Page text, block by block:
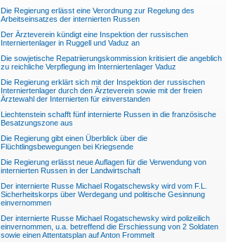
Die Regierung erlässt eine Verordnung zur Regelung des
Arbeitseinsatzes der internierten Russen
Der Ärzteverein kündigt eine Inspektion der russischen
Interniertenlager in Ruggell und Vaduz an
Die sowjetische Repatriierungskommission kritisiert die angeblich
zu reichliche Verpflegung im Interniertenlager Vaduz
Die Regierung erklärt sich mit der Inspektion der russischen
Interniertenlager durch den Ärzteverein sowie mit der freien
Ärztewahl der Internierten für einverstanden
Liechtenstein schafft fünf internierte Russen in die französische
Besatzungszone aus
Die Regierung gibt einen Überblick über die
Flüchtlingsbewegungen bei Kriegsende
Die Regierung erlässt neue Auflagen für die Verwendung von
internierten Russen in der Landwirtschaft
Der internierte Russe Michael Rogatschewsky wird vom F.L.
Sicherheitskorps über Werdegang und politische Gesinnung
einvernommen
Der internierte Russe Michael Rogatschewsky wird polizeilich
einvernommen, u.a. betreffend die Erschiessung von 2 Soldaten
sowie einen Attentatsplan auf Anton Frommelt